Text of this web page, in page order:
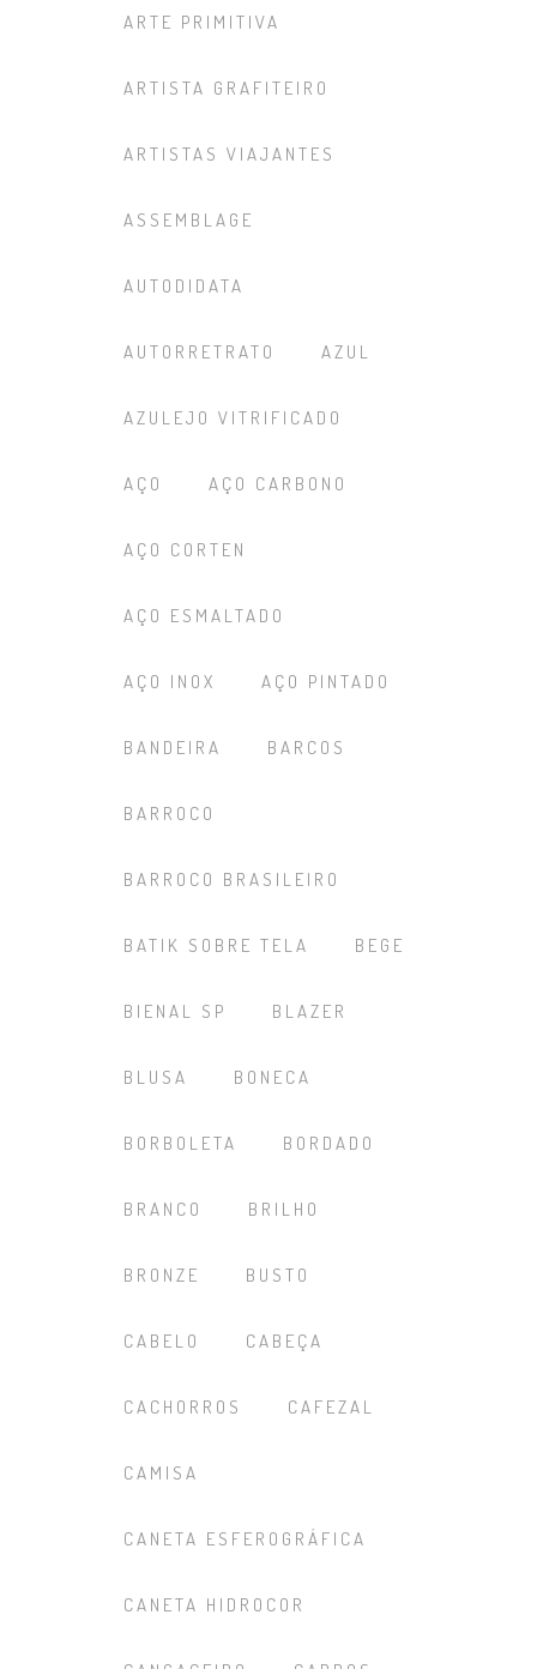
ARTE PRIMITIVA
ARTISTA GRAFITEIRO
ARTISTAS VIAJANTES
ASSEMBLAGE
AUTODIDATA
AUTORRETRATO AZUL
AZULEJO VITRIFICADO
AÇO AÇO CARBONO
AÇO CORTEN
AÇO ESMALTADO
AÇO INOX AÇO PINTADO
BANDEIRA BARCOS
BARROCO
BARROCO BRASILEIRO
BATIK SOBRE TELA BEGE
BIENAL SP BLAZER
BLUSA BONECA
BORBOLETA BORDADO
BRANCO BRILHO
BRONZE BUSTO
CABELO CABEÇA
CACHORROS CAFEZAL
CAMISA
CANETA ESFEROGRÁFICA
CANETA HIDROCOR